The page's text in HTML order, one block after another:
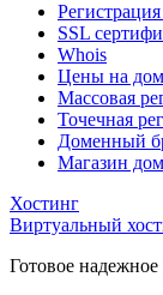
SSL
Whois
Цены на
Массовая
Точечная
Доменный
Магазин
Хостинг
Виртуальный
Готовое